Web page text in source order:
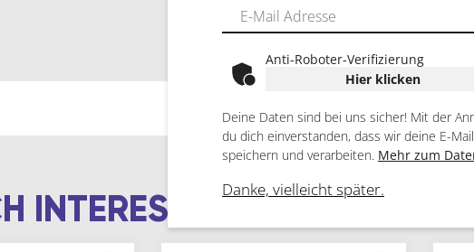
INTERESSIEREN
Anti-Roboter-Verifizierung
Hier klicken
Deine Daten sind bei uns sicher! Mit der
du dich einverstanden, dass wir deine E-
speichern und verarbeiten. Mehr zum
Danke, vielleicht später.